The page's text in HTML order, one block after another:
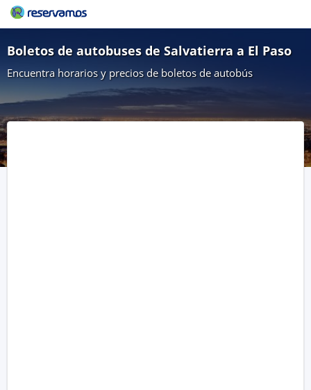
Boletos de autobuses de Salvatierra a El Paso
Encuentra horarios y precios de boletos de autobús